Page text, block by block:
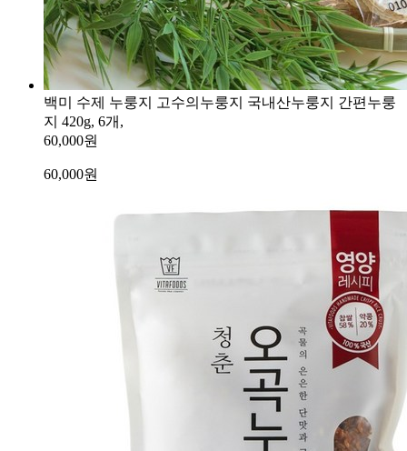
백미 수제 누룽지 고수의누룽지 국내산누룽지 간편누룽
지 420g, 6개,
60,000원
60,000원